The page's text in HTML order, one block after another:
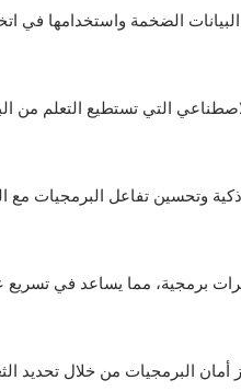
الضخمة واستخدامها في
التي تستطيع التعلم من
وتحسين تفاعل البرمجيات مع
برمجية، مما يساعد في تسريع
البرمجيات من خلال تحديد